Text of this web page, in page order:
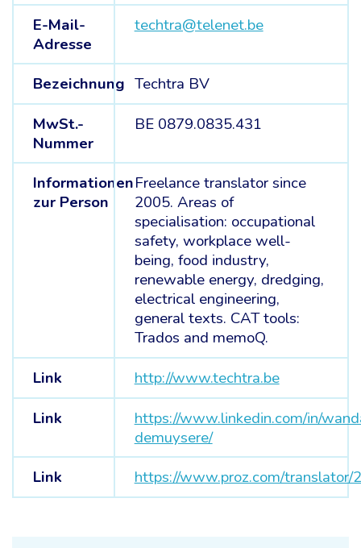
E-Mail-
Adresse
techtra@telenet.be
Bezeichnung Techtra BV
MwSt.-
Nummer
BE 0879.0835.431
Informationen
zur Person
Freelance translator since
2005. Areas of
specialisation: occupational
safety, workplace well-
being, food industry,
renewable energy, dredging,
electrical engineering,
general texts. CAT tools:
Trados and memoQ.
Link
http://www.techtra.be
Link
https://www.linkedin.com/in/
demuysere/
Link
https://www.proz.com/translator/